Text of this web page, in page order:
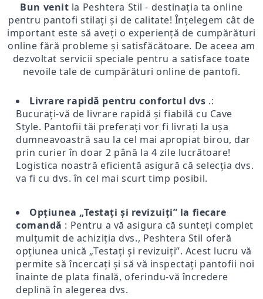
Bun venit la Peshtera Stil - destinația ta online
pentru pantofi stilați și de calitate! Înțelegem cât de
important este să aveți o experiență de cumpărături
online fără probleme și satisfăcătoare. De aceea am
dezvoltat servicii speciale pentru a satisface toate
nevoile tale de cumpărături online de pantofi.
Livrare rapidă pentru confortul dvs .:
Bucurați-vă de livrare rapidă și fiabilă cu Cave
Style. Pantofii tăi preferați vor fi livrați la ușa
dumneavoastră sau la cel mai apropiat birou, dar
prin curier în doar 2 până la 4 zile lucrătoare!
Logistica noastră eficientă asigură că selecția dvs.
va fi cu dvs. în cel mai scurt timp posibil.
Opțiunea „Testați și revizuiți” la fiecare
comandă : Pentru a vă asigura că sunteți complet
mulțumit de achiziția dvs., Peshtera Stil oferă
opțiunea unică „Testați și revizuiți”. Acest lucru vă
permite să încercați și să vă inspectați pantofii noi
înainte de plata finală, oferindu-vă încredere
deplină în alegerea dvs.